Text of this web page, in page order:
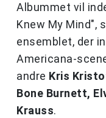
Albummet vil
Knew My Mind",
ensemblet, der
Americana-
andre Kris
Bone Burnett,
Krauss.